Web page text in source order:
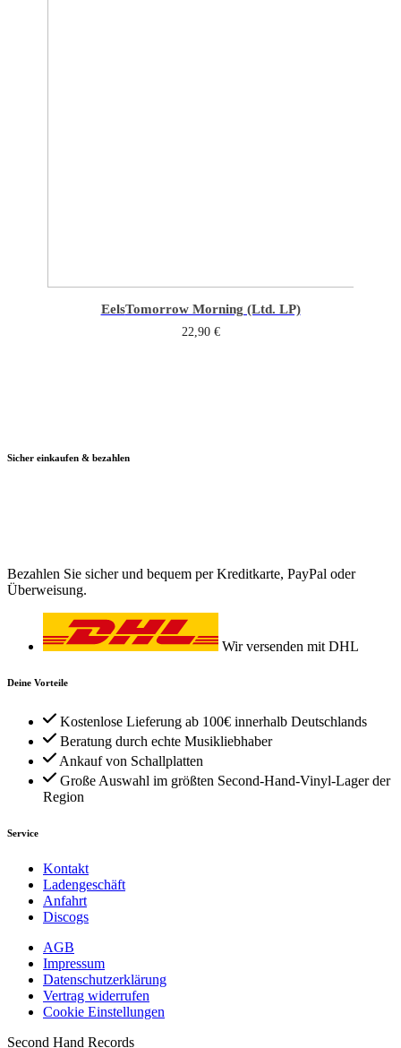
EelsTomorrow Morning (Ltd. LP)
22,90 €
Sicher einkaufen & bezahlen
Bezahlen Sie sicher und bequem per Kreditkarte, PayPal oder
Überweisung.
Wir versenden mit DHL
Deine Vorteile
Kostenlose Lieferung ab 100€ innerhalb Deutschlands
Beratung durch echte Musikliebhaber
Ankauf von Schallplatten
Große Auswahl im größten Second-Hand-Vinyl-Lager der
Region
Service
Kontakt
Ladengeschäft
Anfahrt
Discogs
AGB
Impressum
Datenschutzerklärung
Vertrag widerrufen
Cookie Einstellungen
Second Hand Records